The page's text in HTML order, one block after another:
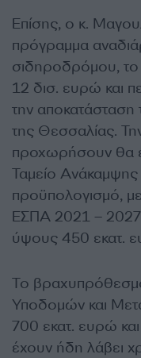
Επίσης, ο κ.
πρόγραμμα
σιδηροδρόμου, το
12 δισ. ευρώ και
την αποκατάσταση
της Θεσσαλίας.
προχωρήσουν θα
Ταμείο Ανάκαμψης
προϋπολογισμό,
ΕΣΠΑ 2021 – 2027
ύψους 450 εκατ.
Το
Υποδομών και
700 εκατ. ευρώ
έχουν ήδη λάβει